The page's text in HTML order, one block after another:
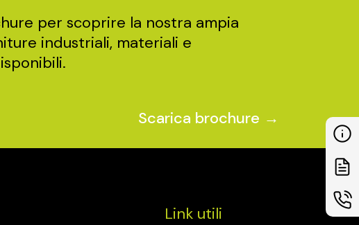
per scoprire la nostra ampia
industriali, materiali e
Scarica brochure →
Link utili